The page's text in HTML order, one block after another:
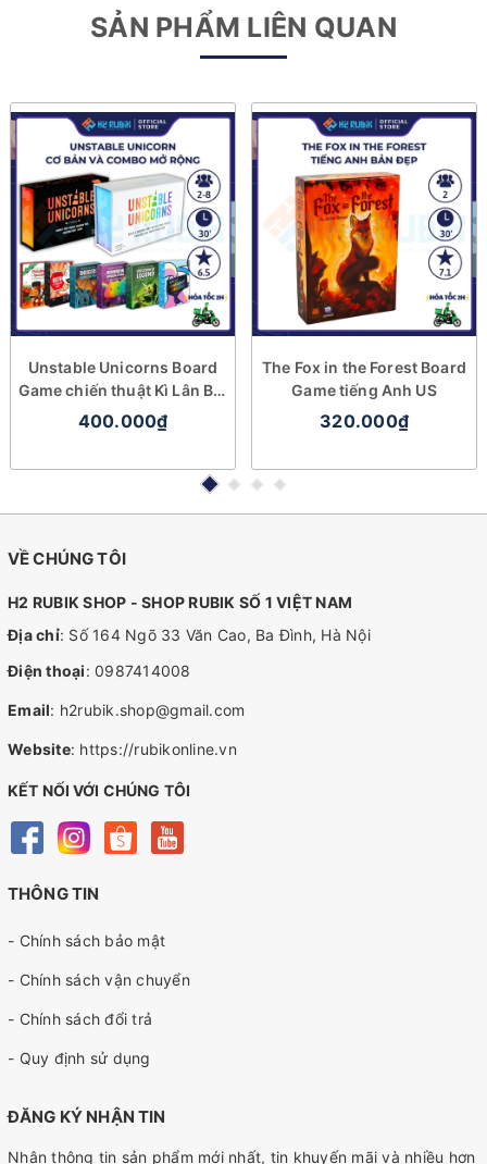
SẢN PHẨM LIÊN QUAN
Unstable Unicorns Board
Game chiến thuật Kì Lân Bất
Ổn
400.000₫
The Fox in the Forest Board
Game tiếng Anh US
320.000₫
VỀ CHÚNG TÔI
H2 RUBIK SHOP - SHOP RUBIK SỐ 1 VIỆT NAM
Địa chỉ: Số 164 Ngõ 33 Văn Cao, Ba Đình, Hà Nội
Điện thoại: 0987414008
Email: h2rubik.shop@gmail.com
Website: https://rubikonline.vn
KẾT NỐI VỚI CHÚNG TÔI
THÔNG TIN
- Chính sách bảo mật
- Chính sách vận chuyển
- Chính sách đổi trả
- Quy định sử dụng
ĐĂNG KÝ NHẬN TIN
Nhận thông tin sản phẩm mới nhất, tin khuyến mãi và nhiều hơn